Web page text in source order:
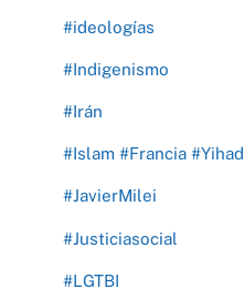
#ideologías
#Indigenismo
#Irán
#Islam #Francia #Yihad
#JavierMilei
#Justiciasocial
#LGTBI